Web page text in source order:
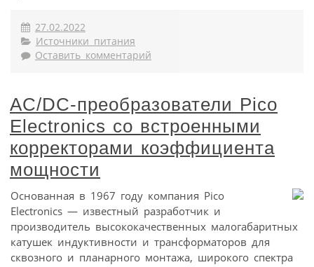
27.02.2022
Источники питания
Оставить комментарий
AC/DC-преобразователи Pico
Electronics со встроенными
корректорами коэффициента
мощности
Основанная в 1967 году компания Pico
Electronics — известный разработчик и
производитель высококачественных малогабаритных
катушек индуктивности и трансформаторов для
сквозного и планарного монтажа, широкого спектра